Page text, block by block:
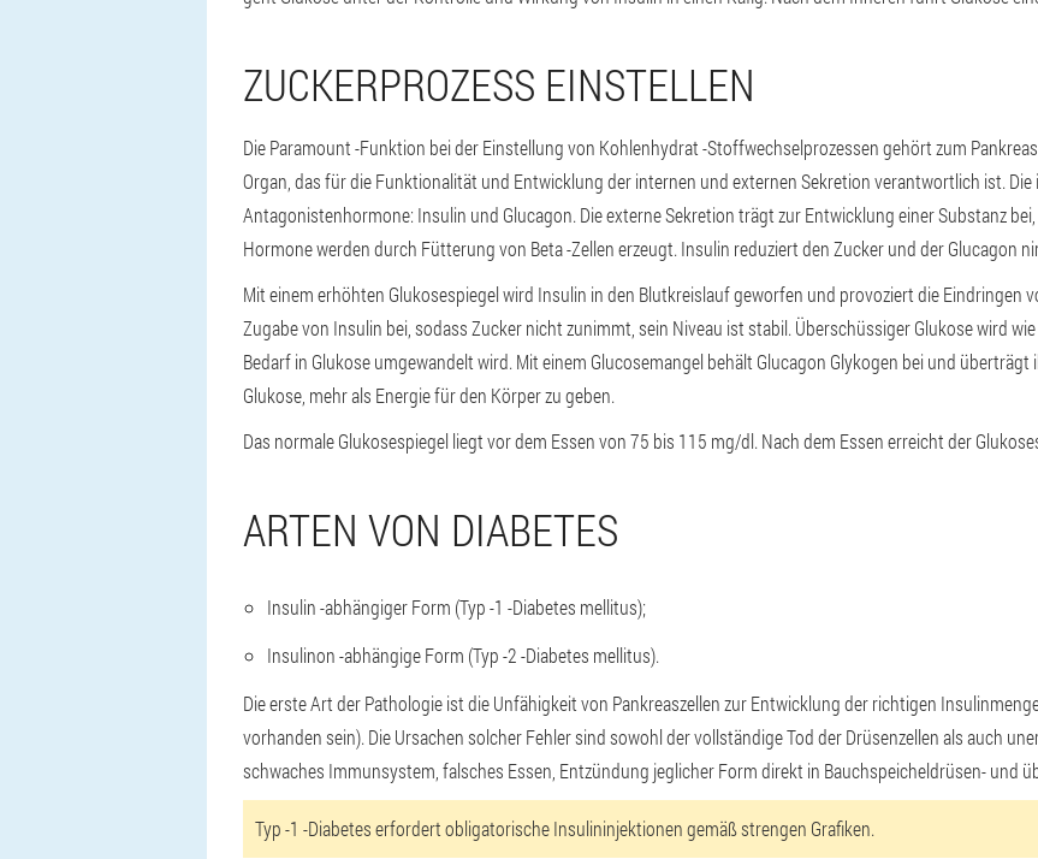
ZUCKERPROZESS EINSTELLEN
Die Paramount -Funktion bei der Einstellung von Kohlenhydrat -Stoffwechselprozessen gehört zum
Organ, das für die Funktionalität und Entwicklung der internen und externen Sekretion verantwortlich ist.
Antagonistenhormone: Insulin und Glucagon. Die externe Sekretion trägt zur Entwicklung einer Substanz
Hormone werden durch Fütterung von Beta -Zellen erzeugt. Insulin reduziert den Zucker und der Glucagon
Mit einem erhöhten Glukosespiegel wird Insulin in den Blutkreislauf geworfen und provoziert die Eindringen
Zugabe von Insulin bei, sodass Zucker nicht zunimmt, sein Niveau ist stabil. Überschüssiger Glukose wird
Bedarf in Glukose umgewandelt wird. Mit einem Glucosemangel behält Glucagon Glykogen bei und
Glukose, mehr als Energie für den Körper zu geben.
Das normale Glukosespiegel liegt vor dem Essen von 75 bis 115 mg/dl. Nach dem Essen erreicht der
ARTEN VON DIABETES
Insulin -abhängiger Form (Typ -1 -Diabetes mellitus);
Insulinon -abhängige Form (Typ -2 -Diabetes mellitus).
Die erste Art der Pathologie ist die Unfähigkeit von Pankreaszellen zur Entwicklung der richtigen
vorhanden sein). Die Ursachen solcher Fehler sind sowohl der vollständige Tod der Drüsenzellen als auch
schwaches Immunsystem, falsches Essen, Entzündung jeglicher Form direkt in Bauchspeicheldrüsen- und
Typ -1 -Diabetes erfordert obligatorische Insulininjektionen gemäß strengen Grafiken.